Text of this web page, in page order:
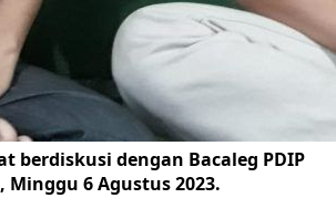
berdiskusi dengan Bacaleg PDIP
Minggu 6 Agustus 2023.